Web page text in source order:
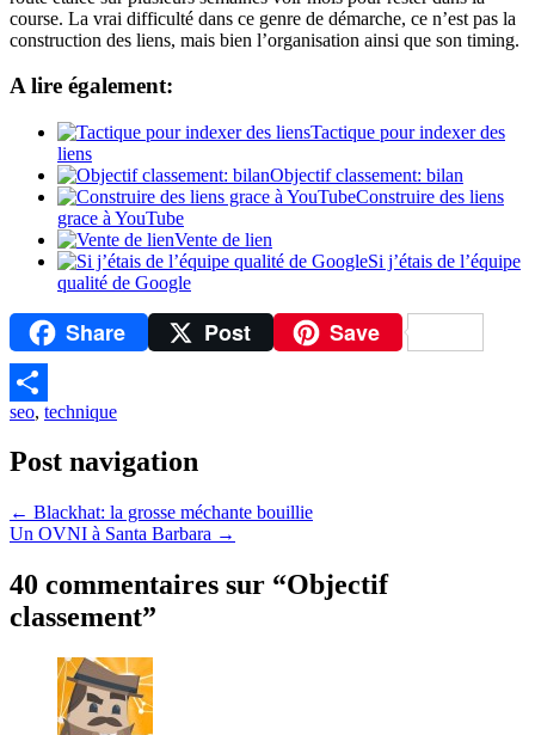
course. La vrai difficulté dans ce genre de démarche, ce n’est pas la
construction des liens, mais bien l’organisation ainsi que son timing.
A lire également:
Tactique pour indexer des
liens
Objectif classement: bilan
Construire des liens
grace à YouTube
Vente de lien
Si j’étais de l’équipe
qualité de Google
Share Post Save
Partager
seo, technique
Post navigation
← Blackhat: la grosse méchante bouillie
Un OVNI à Santa Barbara →
40 commentaires sur “Objectif
classement”